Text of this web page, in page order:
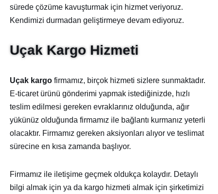
sürede çözüme kavuşturmak için hizmet veriyoruz.
Kendimizi durmadan geliştirmeye devam ediyoruz.
Uçak Kargo Hizmeti
Uçak kargofirmamız, birçok hizmeti sizlere sunmaktadır.
E-ticaret ürünü gönderimi yapmak istediğinizde, hızlı
teslim edilmesi gereken evraklarınız olduğunda, ağır
yükünüz olduğunda firmamız ile bağlantı kurmanız yeterli
olacaktır. Firmamız gereken aksiyonları alıyor ve teslimat
sürecine en kısa zamanda başlıyor.
Firmamız ile iletişime geçmek oldukça kolaydır. Detaylı
bilgi almak için ya da kargo hizmeti almak için şirketimizi